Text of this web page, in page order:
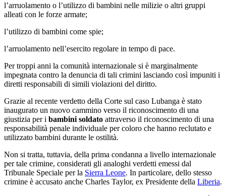
l’arruolamento o l’utilizzo di bambini nelle milizie o altri gruppi
alleati con le forze armate;
l’utilizzo di bambini come spie;
l’arruolamento nell’esercito regolare in tempo di pace.
Per troppi anni la comunità internazionale si è marginalmente
impegnata contro la denuncia di tali crimini lasciando così impuniti i
diretti responsabili di simili violazioni del diritto.
Grazie al recente verdetto della Corte sul caso Lubanga è stato
inaugurato un nuovo cammino verso il riconoscimento di una
giustizia per i bambini soldato attraverso il riconoscimento di una
responsabilità penale individuale per coloro che hanno reclutato e
utilizzato bambini durante le ostilità.
Non si tratta, tuttavia, della prima condanna a livello internazionale
per tale crimine, considerati gli analoghi verdetti emessi dal
Tribunale Speciale per la Sierra Leone. In particolare, dello stesso
crimine è accusato anche Charles Taylor, ex Presidente della Liberia.